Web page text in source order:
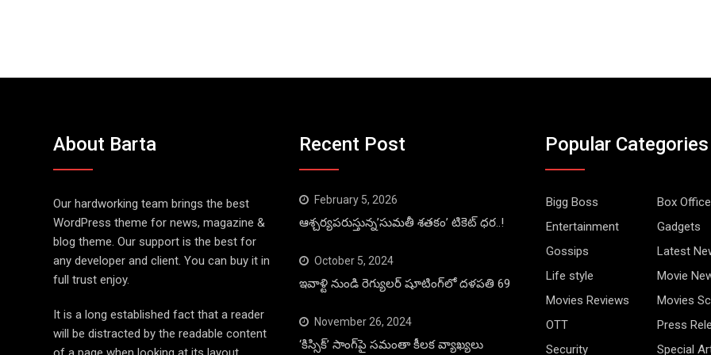
About Barta
Our hardworking team brings the best
WordPress theme for news, magazine &
blog theme. Our support is the best for
any developer and client. You can buy it in
full trust enjoy.
It is a long established fact that a reader
will be distracted by the readable content
Recent Post
February 5, 2026
ఆశ్చర్యపరుస్తున్న’సుమతీ శతకం’ టికెట్ ధర..!
October 5, 2024
ఇవాళ్టి నుండి రెగ్యులర్ షూటింగ్‌లో దళపతి 69
November 26, 2024
‘కిస్సిక్’ సాంగ్‌పై సమంతా కీలక వ్యాఖ్యలు
Popular Categories
Bigg Boss
Box Office
Entertainment
Gadgets
Gossips
Latest
Life style
Movie
Movies Reviews
Movies
OTT
Press
Security
Special